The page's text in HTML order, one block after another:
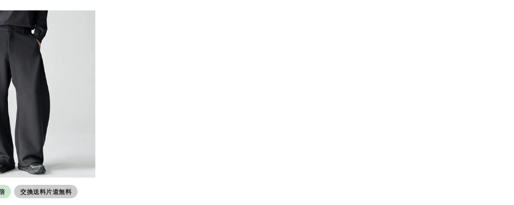
交換送料片道無料